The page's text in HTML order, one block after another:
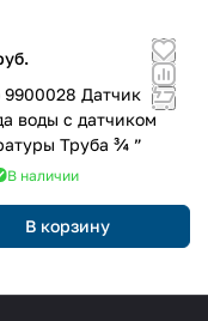
9900028 Датчик
воды с датчиком
Труба ¾ ”
В наличии
В корзину